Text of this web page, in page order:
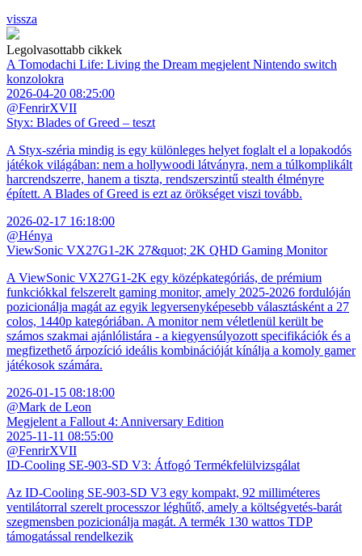
vissza
Legolvasottabb cikkek
A Tomodachi Life: Living the Dream megjelent Nintendo switch
konzolokra
2026-04-20 08:25:00
@FenrirXVII
Styx: Blades of Greed – teszt
A Styx-széria mindig is egy különleges helyet foglalt el a lopakodós
játékok világában: nem a hollywoodi látványra, nem a túlkomplikált
harcrendszerre, hanem a tiszta, rendszerszintű stealth élményre
épített. A Blades of Greed is ezt az örökséget viszi tovább.
2026-02-17 16:18:00
@Hénya
ViewSonic VX27G1-2K 27&quot; 2K QHD Gaming Monitor
A ViewSonic VX27G1-2K egy középkategóriás, de prémium
funkciókkal felszerelt gaming monitor, amely 2025-2026 fordulóján
pozicionálja magát az egyik legversenyképesebb választásként a 27
colos, 1440p kategóriában. A monitor nem véletlenül került be
számos szakmai ajánlólistára - a kiegyensúlyozott specifikációk és a
megfizethető árpozíció ideális kombinációját kínálja a komoly gamer
játékosok számára.
2026-01-15 08:18:00
@Mark de Leon
Megjelent a Fallout 4: Anniversary Edition
2025-11-11 08:55:00
@FenrirXVII
ID-Cooling SE-903-SD V3: Átfogó Termékfelülvizsgálat
Az ID-Cooling SE-903-SD V3 egy kompakt, 92 milliméteres
ventilátorral szerelt processzor léghűtő, amely a költségvetés-barát
szegmensben pozicionálja magát. A termék 130 wattos TDP
támogatással rendelkezik